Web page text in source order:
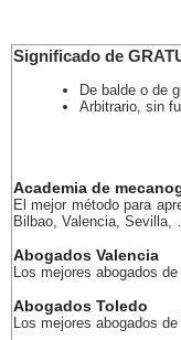
Significado de
De balde o de
Arbitrario, sin
Academia de
El mejor método para
Bilbao, Valencia,
Abogados Valencia
Los mejores abogados
Abogados Toledo
Los mejores abogados de